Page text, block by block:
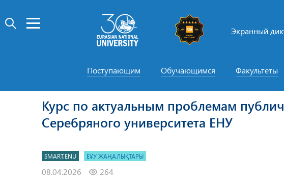
Экранный
Поступающим Обучающимся Факультеты
Курс по актуальным проблемам
Серебряного университета ЕНУ
SMART.ENU ЕҰУ ЖАҢАЛЫҚТАРЫ
08.04.2026 264